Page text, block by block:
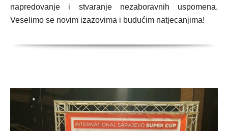
napredovanje i stvaranje nezaboravnih uspomena.
Veselimo se novim izazovima i budućim natjecanjima!